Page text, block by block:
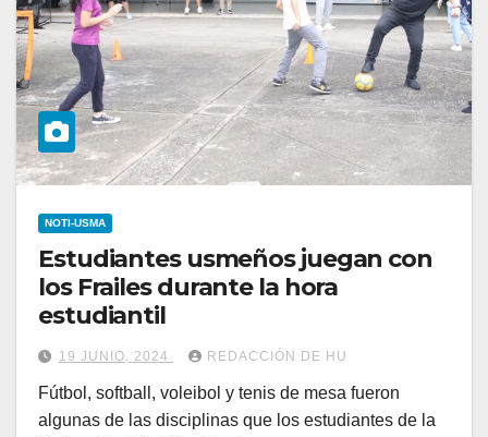
NOTI-USMA
Estudiantes usmeños juegan con
los Frailes durante la hora
estudiantil
19 JUNIO, 2024 REDACCIÓN DE HU
Fútbol, softball, voleibol y tenis de mesa fueron
algunas de las disciplinas que los estudiantes de la